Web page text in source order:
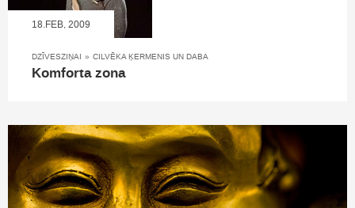
18.FEB, 2009
DZĪVESZIŅAI » CILVĒKA ĶERMENIS UN DABA
Komforta zona